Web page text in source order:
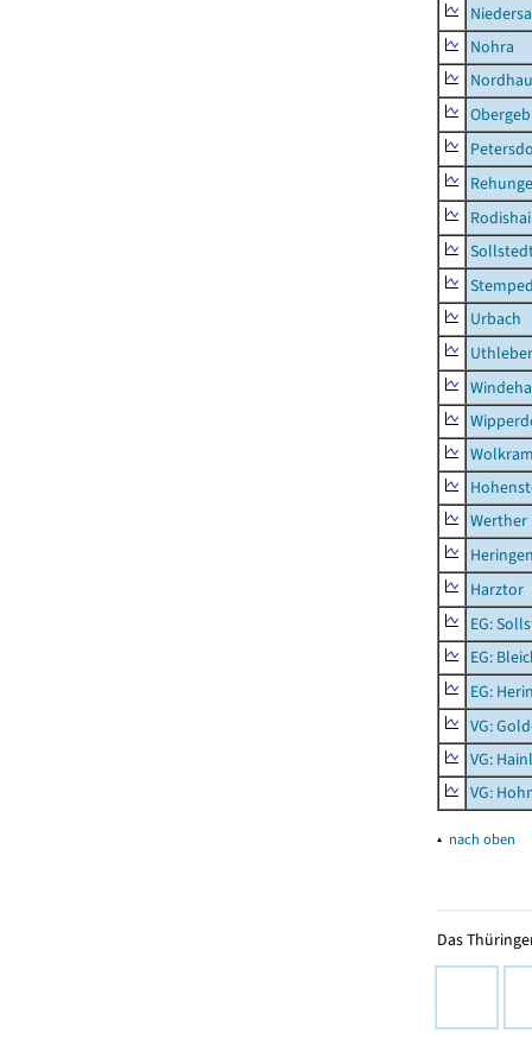
Nohra
Urbach
Werther
Harztor
EG:
EG:
EG:
VG:
VG:
VG:
▴ nach oben
Das